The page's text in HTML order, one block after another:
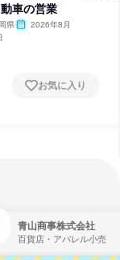
車の営業
県
2026年8月
お気に入り
青山商事株式会社
百貨店・アパレル小売